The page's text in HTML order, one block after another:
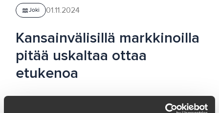
wavesJoki 01.11.2024
Kansainvälisillä markkinoilla
pitää uskaltaa ottaa
etukenoa